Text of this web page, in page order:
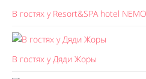
В гостях у Resort&SPA hotel
В гостях у Дяди Жоры